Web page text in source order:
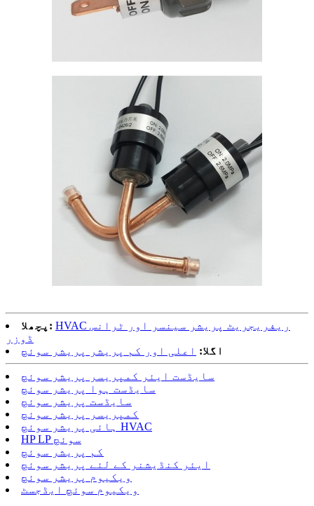
پچھلا: HVAC ریفریجریٹ پریشر سینسر اور ٹرانس
ڈوزر
اگلا: اعلی اور کم پریشر پریشر سوئچ
سایڈست ایئر کمپریسر پریشر سوئچ
سایڈست ہوا پریشر سوئچ
سایڈست پریشر سوئچ
کمپریسر پریشر سوئچ
ہائی پریشر سوئچ HVAC
HP LP سوئچ
کم پریشر سوئچ
ایئر کنڈیشنر کے لئے پریشر سوئچ
ویکیوم پریشر سوئچ
ویکیوم سوئچ ایڈجسٹ